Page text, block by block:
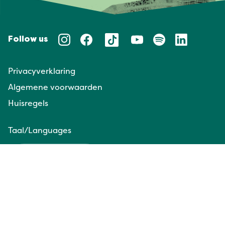
Follow us
Privacyverklaring
Algemene voorwaarden
Huisregels
Taal/Languages